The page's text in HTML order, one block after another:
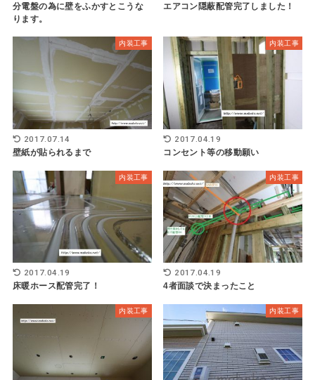
分電盤の為に壁をふかすとこうな
ります。
エアコン隠蔽配管完了しました！
内装工事
2017.07.14
壁紙が貼られるまで
内装工事
2017.04.19
コンセント等の移動願い
内装工事
2017.04.19
床暖ホース配管完了！
内装工事
2017.04.19
4者面談で決まったこと
内装工事 内装工事